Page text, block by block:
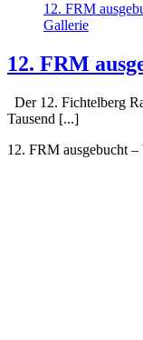
12. FRM
Gallerie
12. FRM
Der 12. Fichtelberg
Tausend [...]
12. FRM ausgebucht –